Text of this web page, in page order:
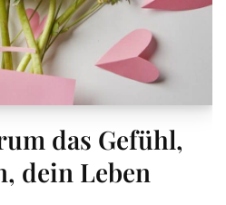
das Gefühl,
dein Leben